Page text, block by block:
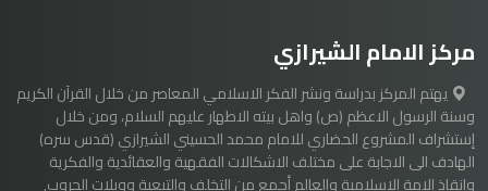
مركز الامام الشيرازي
يهتم المركز بدراسة ونشر الفكر الاسلامي المعاصر من خلال القرآن الكريم
وسنة الرسول الاعظم (ص) واهل بيته الاطهار عليهم السلام، ومن خلال
إستشراف المشروع الحضاري للامام محمد الحسيني الشيرازي (قدس سره)
الهادف الى الاجابة على مختلف الاشكالات الفقهية والعقائدية والفكرية
وانقاذ الامة الاسلامية والعالم أجمع من التخلف والتبعية وويلات الحروب,